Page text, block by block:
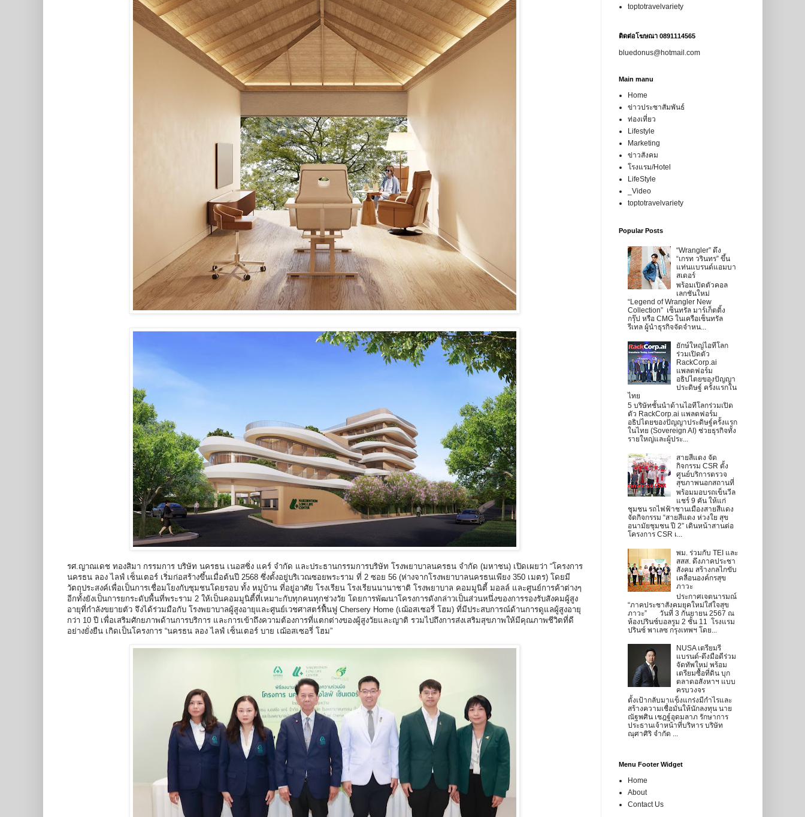
รศ.ญาณเดช ทองสิมา กรรมการ บริษัท นครธน เนอสซิ่ง แคร์ จำกัด และประธานกรรมการบริษัท โรงพยาบาลนครธน จำกัด (มหาชน) เปิดเผยว่า “โครงการ
นครธน ลอง ไลฟ์ เซ็นเตอร์ เริ่มก่อสร้างขึ้นเมื่อต้นปี 2568 ซึ่งตั้งอยู่บริเวณซอยพระราม ที่ 2 ซอย 56 (ห่างจากโรงพยาบาลนครธนเพียง 350 เมตร) โดยมี
วัตถุประสงค์เพื่อเป็นการเชื่อมโยงกับชุมชนโดยรอบ ทั้ง หมู่บ้าน ที่อยู่อาศัย โรงเรียน โรงเรียนนานาชาติ โรงพยาบาล คอมมูนิตี้ มอลล์ และศูนย์การค้าต่างๆ
อีกทั้งยังเป็นการยกระดับพื้นที่พระราม 2 ให้เป็นคอมมูนิตี้ที่เหมาะกับทุกคนทุกช่วงวัย โดยการพัฒนาโครงการดังกล่าวเป็นส่วนหนึ่งของการรองรับสังคมผู้สูง
อายุที่กำลังขยายตัว จึงได้ร่วมมือกับ โรงพยาบาลผู้สูงอายุและศูนย์เวชศาสตร์ฟื้นฟู Chersery Home (เฌ้อสเซอรี่ โฮม) ที่มีประสบการณ์ด้านการดูแลผู้สูงอายุ
กว่า 10 ปี เพื่อเสริมศักยภาพด้านการบริการ และการเข้าถึงความต้องการที่แตกต่างของผู้สูงวัยและญาติ รวมไปถึงการส่งเสริมสุขภาพให้มีคุณภาพชีวิตที่ดี
อย่างยั่งยืน เกิดเป็นโครงการ “นครธน ลอง ไลฟ์ เซ็นเตอร์ บาย เฌ้อสเซอรี่ โฮม”
toptotravelvariety
ติดต่อโฆษณา 0891114565
bluedonus@hotmail.com
Main manu
Home
ข่าวประชาสัมพันธ์
ท่องเที่ยว
Lifestyle
Marketing
ข่าวสังคม
โรงแรม/Hotel
LifeStyle
_Video
toptotravelvariety
Popular Posts
“Wrangler” ดึง
“เกรท วรินทร” ขึ้น
แท่นแบรนด์แอมบา
สเดอร์
พร้อมเปิดตัวคอล
เลกชันใหม่
“Legend of Wrangler New
Collection” เซ็นทรัล มาร์เก็ตติ้ง
กรุ๊ป หรือ CMG ในเครือเซ็นทรัล
รีเทล ผู้นำธุรกิจจัดจำหน...
ยักษ์ใหญ่ไอทีโลก
ร่วมเปิดตัว
RackCorp.ai
แพลตฟอร์ม
อธิปไตยของปัญญา
ประดิษฐ์ ครั้งแรกใน
ไทย
5 บริษัทชั้นนำด้านไอทีโลกร่วมเปิด
ตัว RackCorp.ai แพลตฟอร์ม
อธิปไตยของปัญญาประดิษฐ์ครั้งแรก
ในไทย (Sovereign AI) ช่วยธุรกิจทั้ง
รายใหญ่และผู้ประ...
สายสีแดง จัด
กิจกรรม CSR ตั้ง
ศูนย์บริการตรวจ
สุขภาพนอกสถานที่
พร้อมมอบรถเข็นวีล
แชร์ 9 คัน ให้แก่
ชุมชน รถไฟฟ้าชานเมืองสายสีแดง
จัดกิจกรรม “สายสีแดง ห่วงใย สุข
อนามัยชุมชน ปี 2” เดินหน้าสานต่อ
โครงการ CSR เ...
พม. ร่วมกับ TEI และ
สสส. ดึงภาคประชา
สังคม สร้างกลไกขับ
เคลื่อนองค์กรสุข
ภาวะ
ประกาศเจตนารมณ์
“ภาคประชาสังคมยุคใหม่ใส่ใจสุข
ภาวะ” วันที่ 3 กันยายน 2567 ณ
ห้องปรินซ์บอลรูม 2 ชั้น 11 โรงแรม
ปรินซ์ พาเลซ กรุงเทพฯ โดย...
NUSA เตรียมรี
แบรนด์-ดึงมือดีร่วม
จัดทัพใหม่ พร้อม
เตรียมซื้อที่ดิน บุก
ตลาดอสังหาฯ แบบ
ครบวงจร
ตั้งเป้ากลับมาแข็งแกร่งมีกำไรและ
สร้างความเชื่อมั่นให้นักลงทุน นาย
ณัฐพศิน เชฎฐ์อุดมลาภ รักษาการ
ประธานเจ้าหน้าที่บริหาร บริษัท
ณุศาศิริ จำกัด ...
Menu Footer Widget
Home
About
Contact Us